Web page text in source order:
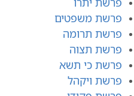
פרשת משפטים
פרשת תרומה
פרשת תצוה
פרשת כי תשא
פרשת ויקהל